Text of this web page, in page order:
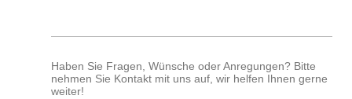
Haben Sie Fragen, Wünsche oder Anregungen? Bitte
nehmen Sie Kontakt mit uns auf, wir helfen Ihnen gerne
weiter!